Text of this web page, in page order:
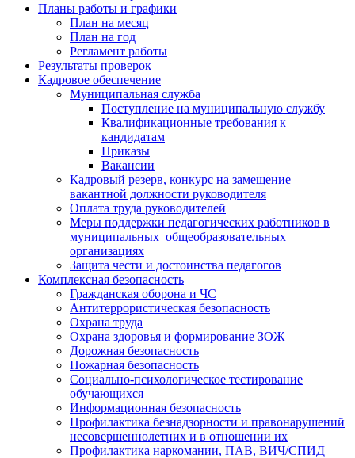
Планы работы и графики
План на месяц
План на год
Регламент работы
Результаты проверок
Кадровое обеспечение
Муниципальная служба
Поступление на муниципальную службу
Квалификационные требования к
кандидатам
Приказы
Вакансии
Кадровый резерв, конкурс на замещение
вакантной должности руководителя
Оплата труда руководителей
Меры поддержки педагогических работников в
муниципальных общеобразовательных
организациях
Защита чести и достоинства педагогов
Комплексная безопасность
Гражданская оборона и ЧС
Антитеррористическая безопасность
Охрана труда
Охрана здоровья и формирование ЗОЖ
Дорожная безопасность
Пожарная безопасность
Социально-психологическое тестирование
обучающихся
Информационная безопасность
Профилактика безнадзорности и правонарушений
несовершеннолетних и в отношении их
Профилактика наркомании, ПАВ, ВИЧ/СПИД